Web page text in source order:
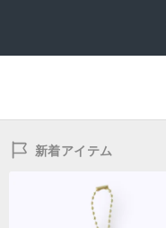
新着アイテム